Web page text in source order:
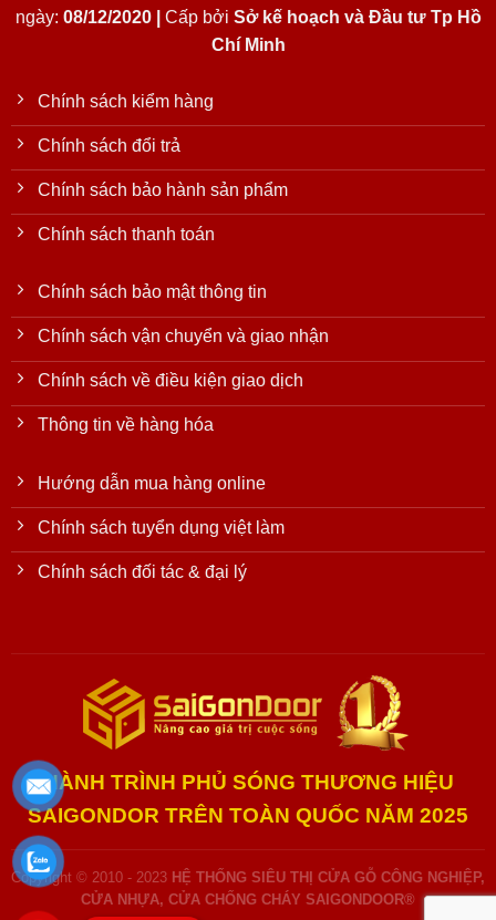
ngày: 08/12/2020 | Cấp bởi Sở kế hoạch và Đầu tư Tp Hồ
Chí Minh
Chính sách kiểm hàng
Chính sách đổi trả
Chính sách bảo hành sản phẩm
Chính sách thanh toán
Chính sách bảo mật thông tin
Chính sách vận chuyển và giao nhận
Chính sách về điều kiện giao dịch
Thông tin về hàng hóa
Hướng dẫn mua hàng online
Chính sách tuyển dụng việt làm
Chính sách đối tác & đại lý
HÀNH TRÌNH PHỦ SÓNG THƯƠNG HIỆU
SAIGONDOR TRÊN TOÀN QUỐC NĂM 2025
Copyright © 2010 - 2023 HỆ THỐNG SIÊU THỊ CỬA GỖ CÔNG NGHIỆP,
CỬA NHỰA, CỬA CHỐNG CHÁY SAIGONDOOR®